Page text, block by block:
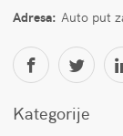
Adresa: Auto put
Kategorije